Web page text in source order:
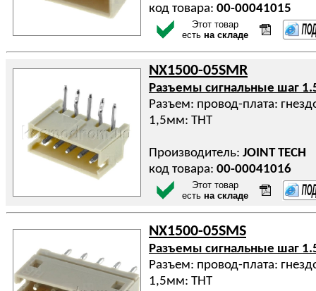
код товара: 00-00041015
Этот товар
есть на складе
NX1500-05SMR
Разъемы сигнальные шаг
Разъем: провод-плата:
1,5мм: THT
Производитель: JOINT TECH
код товара: 00-00041016
Этот товар
есть на складе
NX1500-05SMS
Разъемы сигнальные шаг
Разъем: провод-плата:
1,5мм: THT